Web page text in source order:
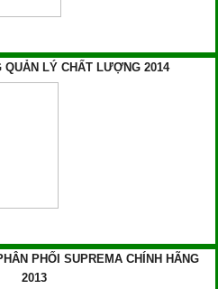
QUẢN LÝ CHẤT LƯỢNG 2014
PHỐI SUPREMA CHÍNH HÃNG
2013